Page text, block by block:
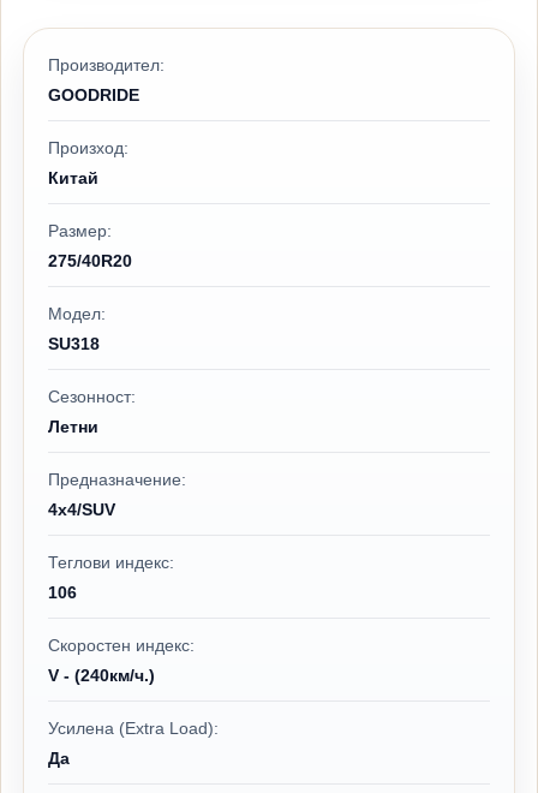
Производител:
GOODRIDE
Произход:
Китай
Размер:
275/40R20
Модел:
SU318
Сезонност:
Летни
Предназначение:
4x4/SUV
Теглови индекс:
106
Скоростен индекс:
V - (240км/ч.)
Усилена (Extra Load):
Да